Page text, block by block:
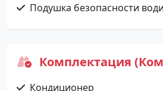
Подушка безопасности
Комплектация
Кондиционер